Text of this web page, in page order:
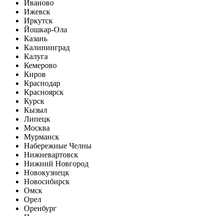
Иваново
Ижевск
Иркутск
Йошкар-Ола
Казань
Калининград
Калуга
Кемерово
Киров
Краснодар
Красноярск
Курск
Кызыл
Липецк
Москва
Мурманск
Набережные Челны
Нижневартовск
Нижний Новгород
Новокузнецк
Новосибирск
Омск
Орел
Оренбург